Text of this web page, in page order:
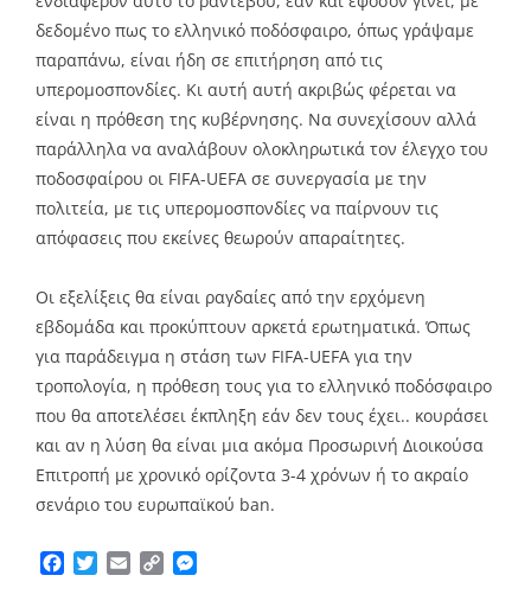
δεδομένο πως το ελληνικό ποδόσφαιρο, όπως γράψαμε
παραπάνω, είναι ήδη σε επιτήρηση από τις
υπερομοσπονδίες. Κι αυτή αυτή ακριβώς φέρεται να
είναι η πρόθεση της κυβέρνησης. Να συνεχίσουν αλλά
παράλληλα να αναλάβουν ολοκληρωτικά τον έλεγχο του
ποδοσφαίρου οι FIFA-UEFA σε συνεργασία με την
πολιτεία, με τις υπερομοσπονδίες να παίρνουν τις
απόφασεις που εκείνες θεωρούν απαραίτητες.
Οι εξελίξεις θα είναι ραγδαίες από την ερχόμενη
εβδομάδα και προκύπτουν αρκετά ερωτηματικά. Όπως
για παράδειγμα η στάση των FIFA-UEFA για την
τροπολογία, η πρόθεση τους για το ελληνικό ποδόσφαιρο
που θα αποτελέσει έκπληξη εάν δεν τους έχει.. κουράσει
και αν η λύση θα είναι μια ακόμα Προσωρινή Διοικούσα
Επιτροπή με χρονικό ορίζοντα 3-4 χρόνων ή το ακραίο
σενάριο του ευρωπαϊκού ban.
Facebook
TwitterEmailCopy